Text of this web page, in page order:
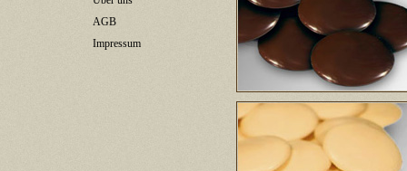
AGB
Impressum